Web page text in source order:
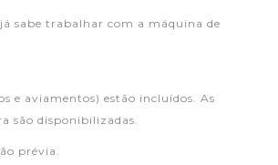
sabe trabalhar com a máquina de
e aviamentos) estão incluídos. As
são disponibilizadas.
prévia.